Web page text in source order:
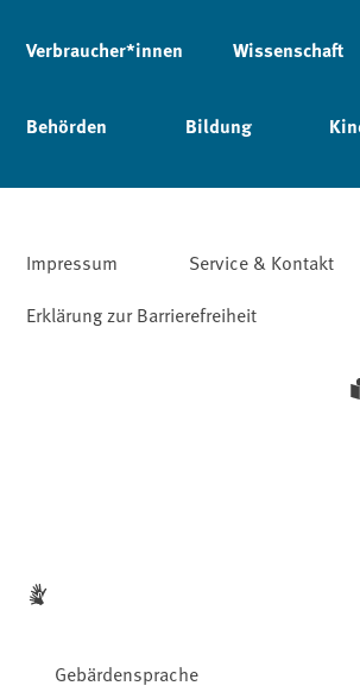
Verbraucher*innen Wissenschaft
Behörden Bildung
Impressum Service & Kontakt
Erklärung zur Barrierefreiheit
Gebärdensprache